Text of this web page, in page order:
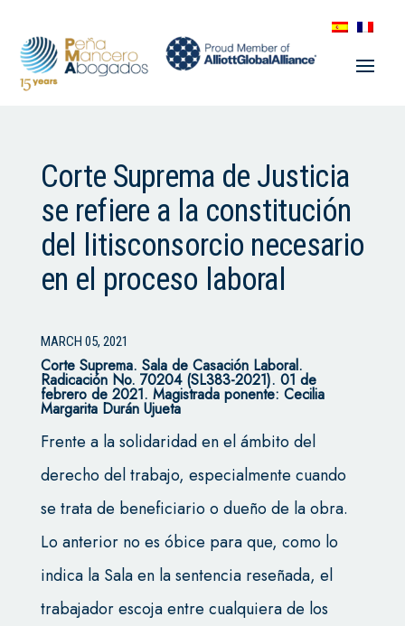
Corte Suprema de Justicia
se refiere a la constitución
del litisconsorcio necesario
en el proceso laboral
MARCH 05, 2021
Corte Suprema. Sala de Casación Laboral.
Radicación No. 70204 (SL383-2021). 01 de
febrero de 2021. Magistrada ponente: Cecilia
Margarita Durán Ujueta
Frente a la solidaridad en el ámbito del
derecho del trabajo, especialmente cuando
se trata de beneficiario o dueño de la obra.
Lo anterior no es óbice para que, como lo
indica la Sala en la sentencia reseñada, el
trabajador escoja entre cualquiera de los